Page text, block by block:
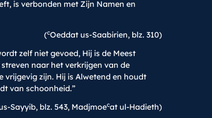
is verbonden met Zijn Namen en
(cOeddat us-Saabirien, blz. 310)
zelf niet gevoed, Hij is de Meest
naar het verkrijgen van de
vrijgevig zijn. Hij is Alwetend en houdt
van schoonheid.”
Sayyib, blz. 543, Madjmoecat ul-Hadieth)